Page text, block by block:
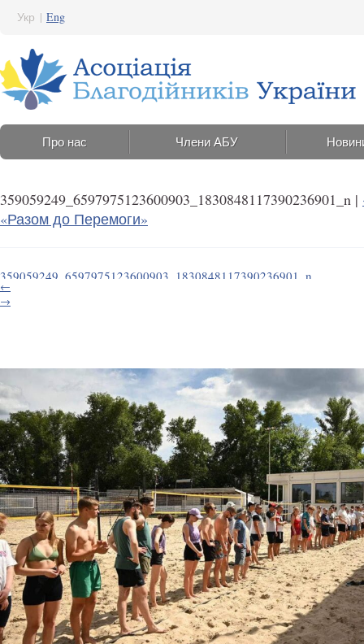
Укр | Eng
Про нас Члени АБУ
359059249_6597975123600903_1830848117390236901_n |
«Разом до Перемоги»
359059249_6597975123600903_1830848117390236901_n
10 Липня 2023 12:36
←
→